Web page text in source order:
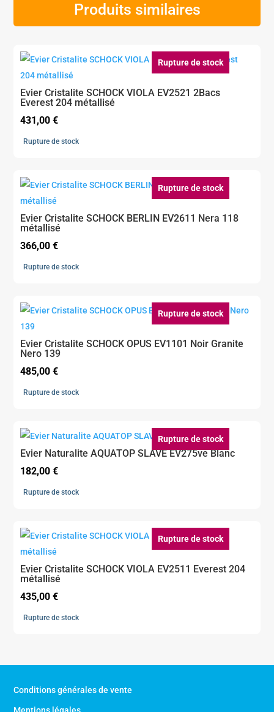
Produits similaires
Rupture de stock
Evier Cristalite SCHOCK VIOLA EV2521 2Bacs
Everest 204 métallisé
431,00€
Rupture de stock
Rupture de stock
Evier Cristalite SCHOCK BERLIN EV2611 Nera 118
métallisé
366,00€
Rupture de stock
Rupture de stock
Evier Cristalite SCHOCK OPUS EV1101 Noir Granite
Nero 139
485,00€
Rupture de stock
Rupture de stock
Evier Naturalite AQUATOP SLAVE EV275ve Blanc
182,00€
Rupture de stock
Rupture de stock
Evier Cristalite SCHOCK VIOLA EV2511 Everest 204
métallisé
435,00€
Rupture de stock
Conditions générales de vente